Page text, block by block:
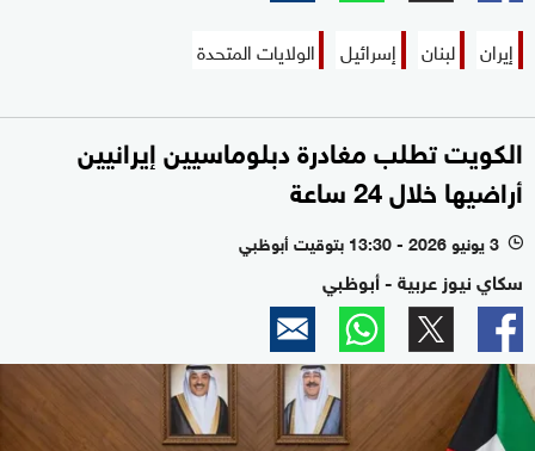
إيران لبنان إسرائيل الولايات المتحدة
الكويت تطلب مغادرة دبلوماسيين إيرانيين
أراضيها خلال 24 ساعة
l 3 يونيو 2026 - 13:30 بتوقيت أبوظبي
سكاي نيوز عربية - أبوظبي